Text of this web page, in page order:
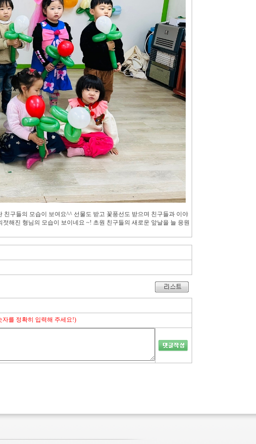
구들의 모습이 보여요^^ 선물도 받고 꽃풍선도 받으며 친구들과 이야
해진 형님의 모습이 보이네요 ~! 초원 친구들의 새로운 앞날을 늘 응원
를 정확히 입력해 주세요!)